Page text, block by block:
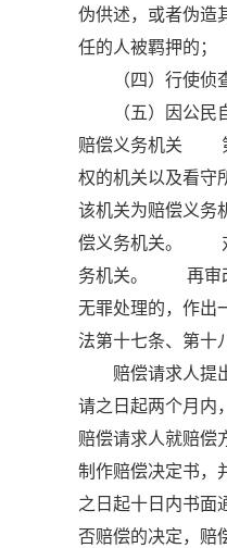
伪供述，或者伪
任的人被羁押的
（四）行使侦查
（五）因公民自
赔偿义务机关 第
权的机关以及看守
该机关为赔偿义
偿义务机关。 对
务机关。 再审改
无罪处理的，作
法第十七条、第
赔偿请求人提出
请之日起两个月内
赔偿请求人就赔
制作赔偿决定书
之日起十日内书
否赔偿的决定，